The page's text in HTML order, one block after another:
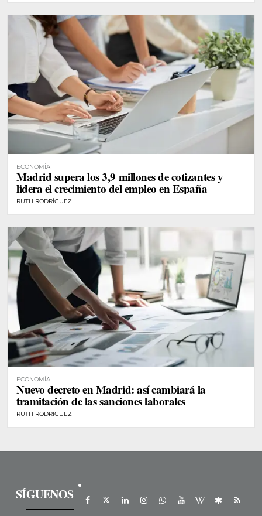
ECONOMÍA
Madrid supera los 3,9 millones de cotizantes y
lidera el crecimiento del empleo en España
RUTH RODRÍGUEZ
ECONOMÍA
Nuevo decreto en Madrid: así cambiará la
tramitación de las sanciones laborales
RUTH RODRÍGUEZ
SÍGUENOS